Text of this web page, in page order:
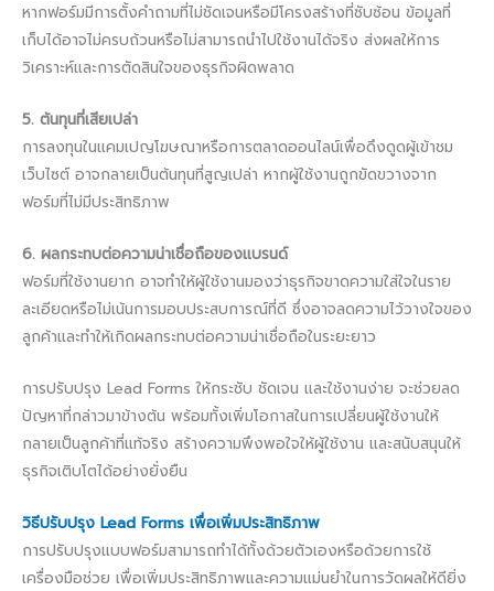
หากฟอร์มมีการตั้งคำถามที่ไม่ชัดเจนหรือมีโครงสร้างที่ซับซ้อน ข้อมูลที่
เก็บได้อาจไม่ครบถ้วนหรือไม่สามารถนำไปใช้งานได้จริง ส่งผลให้การ
วิเคราะห์และการตัดสินใจของธุรกิจผิดพลาด
5. ต้นทุนที่เสียเปล่า
การลงทุนในแคมเปญโฆษณาหรือการตลาดออนไลน์เพื่อดึงดูดผู้เข้าชม
เว็บไซต์ อาจกลายเป็นต้นทุนที่สูญเปล่า หากผู้ใช้งานถูกขัดขวางจาก
ฟอร์มที่ไม่มีประสิทธิภาพ
6. ผลกระทบต่อความน่าเชื่อถือของแบรนด์
ฟอร์มที่ใช้งานยาก อาจทำให้ผู้ใช้งานมองว่าธุรกิจขาดความใส่ใจในราย
ละเอียดหรือไม่เน้นการมอบประสบการณ์ที่ดี ซึ่งอาจลดความไว้วางใจของ
ลูกค้าและทำให้เกิดผลกระทบต่อความน่าเชื่อถือในระยะยาว
การปรับปรุง Lead Forms ให้กระชับ ชัดเจน และใช้งานง่าย จะช่วยลด
ปัญหาที่กล่าวมาข้างต้น พร้อมทั้งเพิ่มโอกาสในการเปลี่ยนผู้ใช้งานให้
กลายเป็นลูกค้าที่แท้จริง สร้างความพึงพอใจให้ผู้ใช้งาน และสนับสนุนให้
ธุรกิจเติบโตได้อย่างยั่งยืน
วิธีปรับปรุง Lead Forms เพื่อเพิ่มประสิทธิภาพ
การปรับปรุงแบบฟอร์มสามารถทำได้ทั้งด้วยตัวเองหรือด้วยการใช้
เครื่องมือช่วย เพื่อเพิ่มประสิทธิภาพและความแม่นยำในการวัดผลให้ดียิ่ง